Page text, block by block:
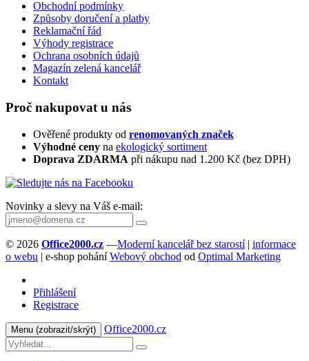
Obchodní podmínky
Způsoby doručení a platby
Reklamační řád
Výhody registrace
Ochrana osobních údajů
Magazín zelená kancelář
Kontakt
Proč nakupovat u nás
Ověřené produkty od renomovaných značek
Výhodné ceny na ekologický sortiment
Doprava ZDARMA při nákupu nad 1.200 Kč (bez DPH)
Novinky a slevy na Váš e-mail:
© 2026 Office2000.cz —Moderní kancelář bez starostí| informace
o webu | e-shop poháníWebový obchod od Optimal Marketing
Přihlášení
Registrace
Menu (zobrazit/skrýt) Office2000.cz